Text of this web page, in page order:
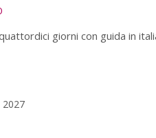
giorni con guida in
2027